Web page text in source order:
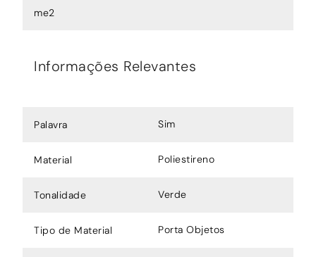
me2
Informações Relevantes
Palavra Sim
Material Poliestireno
Tonalidade Verde
Tipo de Material Porta Objetos